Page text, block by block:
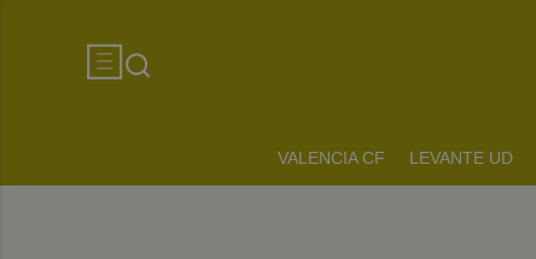
VALENCIA CF LEVANTE UD